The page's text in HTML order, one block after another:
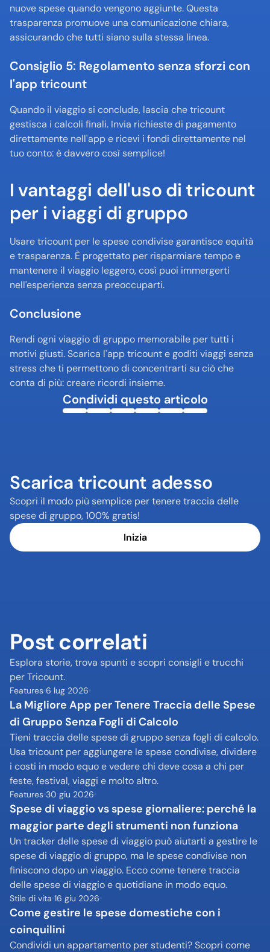
nuove spese quando vengono aggiunte. Questa
trasparenza promuove una comunicazione chiara,
assicurando che tutti siano sulla stessa linea.
Consiglio 5: Regolamento senza sforzi con
l'app tricount
Quando il viaggio si conclude, lascia che tricount
gestisca i calcoli finali. Invia richieste di pagamento
direttamente nell'app e ricevi i fondi direttamente nel
tuo conto: è davvero così semplice!
I vantaggi dell'uso di tricount
per i viaggi di gruppo
Usare tricount per le spese condivise garantisce equità
e trasparenza. È progettato per risparmiare tempo e
mantenere il viaggio leggero, così puoi immergerti
nell'esperienza senza preoccuparti.
Conclusione
Rendi ogni viaggio di gruppo memorabile per tutti i
motivi giusti. Scarica l'app tricount e goditi viaggi senza
stress che ti permettono di concentrarti su ciò che
conta di più: creare ricordi insieme.
Condividi questo articolo
Scarica tricount adesso
Scopri il modo più semplice per tenere traccia delle
spese di gruppo, 100% gratis!
Inizia
Post correlati
Esplora storie, trova spunti e scopri consigli e trucchi
per Tricount.
Features 6 lug 2026
La Migliore App per Tenere Traccia delle Spese
di Gruppo Senza Fogli di Calcolo
Tieni traccia delle spese di gruppo senza fogli di calcolo.
Usa tricount per aggiungere le spese condivise, dividere
i costi in modo equo e vedere chi deve cosa a chi per
feste, festival, viaggi e molto altro.
Features 30 giu 2026
Spese di viaggio vs spese giornaliere: perché la
maggior parte degli strumenti non funziona
Un tracker delle spese di viaggio può aiutarti a gestire le
spese di viaggio di gruppo, ma le spese condivise non
finiscono dopo un viaggio. Ecco come tenere traccia
delle spese di viaggio e quotidiane in modo equo.
Stile di vita 16 giu 2026
Come gestire le spese domestiche con i
coinquilini
Condividi un appartamento per studenti? Scopri come